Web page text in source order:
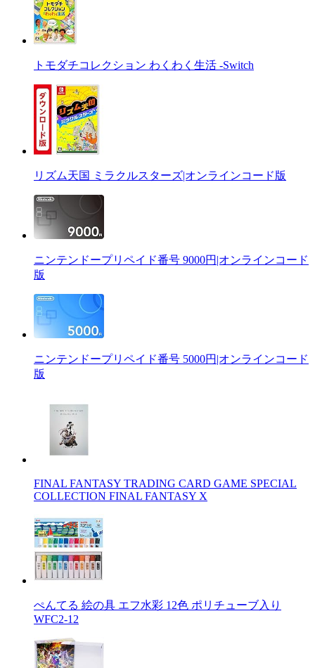
トモダチコレクション わくわく生活 -Switch
リズム天国 ミラクルスターズ|オンラインコード版
ニンテンドープリペイド番号 9000円|オンラインコード
版
ニンテンドープリペイド番号 5000円|オンラインコード
版
FINAL FANTASY TRADING CARD GAME SPECIAL
COLLECTION FINAL FANTASY X
ぺんてる 絵の具 エフ水彩 12色 ポリチューブ入り
WFC2-12